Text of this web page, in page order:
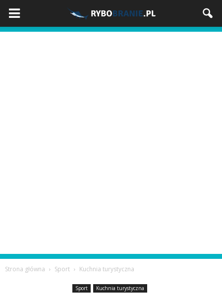
Strona główna Sport Kuchnia turystyczna
Sport Kuchnia turystyczna